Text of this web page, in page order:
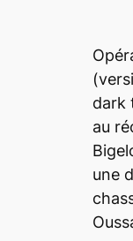
dark
au
une